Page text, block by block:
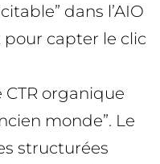
dans l’AIO
capter le clic
CTR organique
monde”. Le
structurées